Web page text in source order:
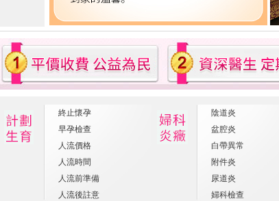
終止懷孕
早孕檢查
人流價格
人流時間
人流前準備
人流後註意
陰道炎
盆腔炎
白帶異常
附件炎
尿道炎
婦科檢查